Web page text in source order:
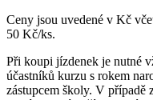
Ceny jsou uvedené v Kč
50 Kč/ks.
Při koupi jízdenek je nutné
účastníků kurzu s rokem
zástupcem školy. V případě